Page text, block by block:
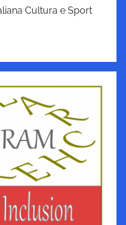
Cultura e Sport